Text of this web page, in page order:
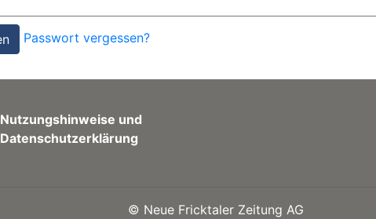
Passwort vergessen?
Nutzungshinweise und
Datenschutzerklärung
© Neue Fricktaler Zeitung AG